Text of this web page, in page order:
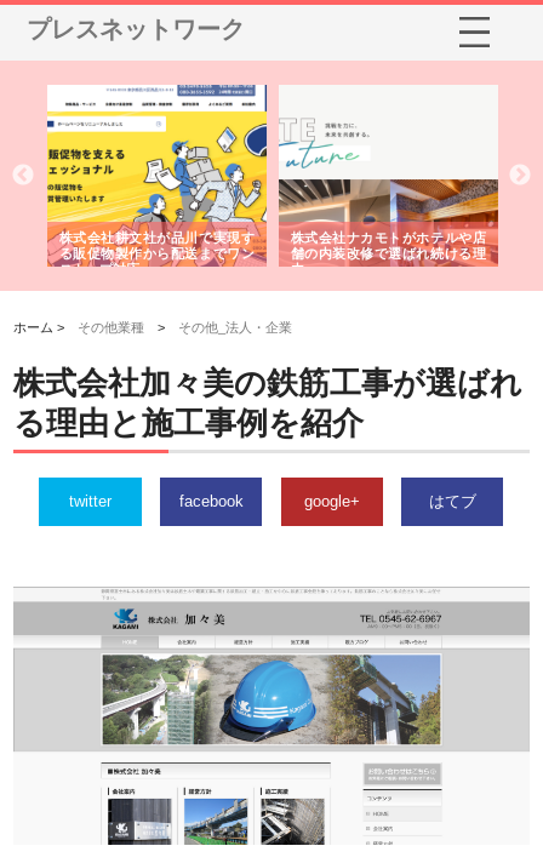
プレスネットワーク
株式会社耕文社が品川で実現す
る販促物製作から配送までワン
ストップ対応
株式会社ナカモトがホテルや店
舗の内装改修で選ばれ続ける理
由
ホーム > その他業種 > その他_法人・企業
株式会社加々美の鉄筋工事が選ばれ
る理由と施工事例を紹介
twitter facebook google+ はてブ